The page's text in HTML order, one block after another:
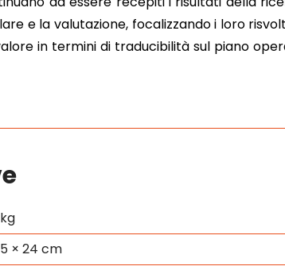
e la valutazione, focalizzando i loro
in termini di traducibilità sul piano
× 24 cm